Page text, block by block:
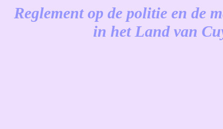
Reglement op de politie en de
in het Land van